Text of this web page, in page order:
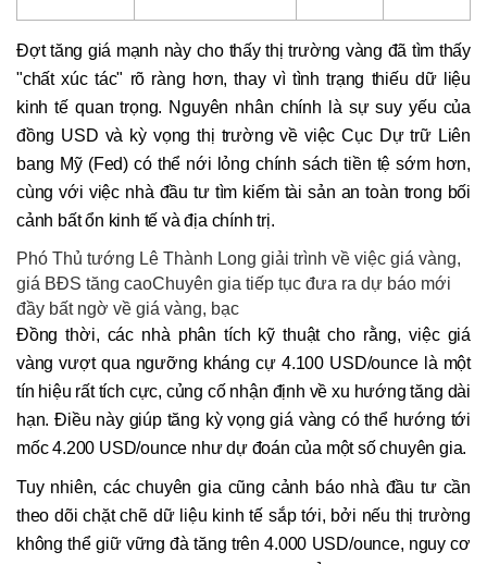
Đợt tăng giá mạnh này cho thấy thị trường vàng đã tìm thấy
"chất xúc tác" rõ ràng hơn, thay vì tình trạng thiếu dữ liệu
kinh tế quan trọng. Nguyên nhân chính là sự suy yếu của
đồng USD và kỳ vọng thị trường về việc Cục Dự trữ Liên
bang Mỹ (Fed) có thể nới lỏng chính sách tiền tệ sớm hơn,
cùng với việc nhà đầu tư tìm kiếm tài sản an toàn trong bối
cảnh bất ổn kinh tế và địa chính trị.
Phó Thủ tướng Lê Thành Long giải trình về việc giá vàng,
giá BĐS tăng caoChuyên gia tiếp tục đưa ra dự báo mới
đầy bất ngờ về giá vàng, bạc
Đồng thời, các nhà phân tích kỹ thuật cho rằng, việc giá
vàng vượt qua ngưỡng kháng cự 4.100 USD/ounce là một
tín hiệu rất tích cực, củng cố nhận định về xu hướng tăng dài
hạn. Điều này giúp tăng kỳ vọng giá vàng có thể hướng tới
mốc 4.200 USD/ounce như dự đoán của một số chuyên gia.
Tuy nhiên, các chuyên gia cũng cảnh báo nhà đầu tư cần
theo dõi chặt chẽ dữ liệu kinh tế sắp tới, bởi nếu thị trường
không thể giữ vững đà tăng trên 4.000 USD/ounce, nguy cơ